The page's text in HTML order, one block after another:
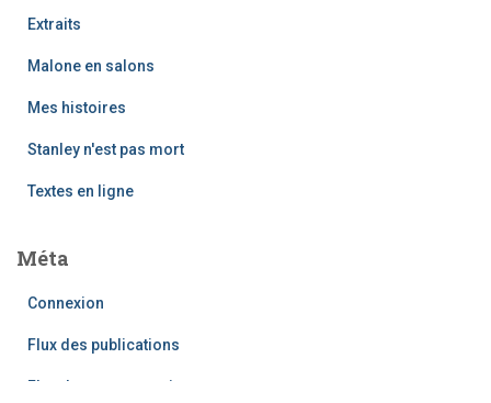
Extraits
Malone en salons
Mes histoires
Stanley n'est pas mort
Textes en ligne
Méta
Connexion
Flux des publications
Flux des commentaires